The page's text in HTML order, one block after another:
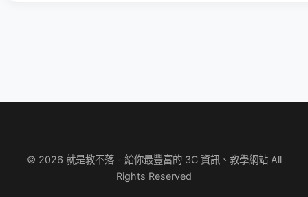
© 2026 就是教不落 - 給你最豐富的 3C 資訊、教學網站 All
Rights Reserved